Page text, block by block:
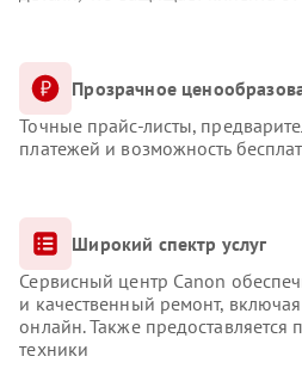
Прозрачное
Точные прайс-листы,
платежей и возможность
Широкий спектр услуг
Сервисный центр Canon
и качественный ремонт,
онлайн. Также
техники